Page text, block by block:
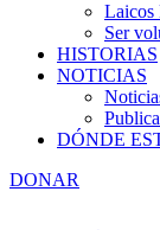
Laicos
Ser
HISTORIAS
NOTICIAS
DÓNDE
DONAR